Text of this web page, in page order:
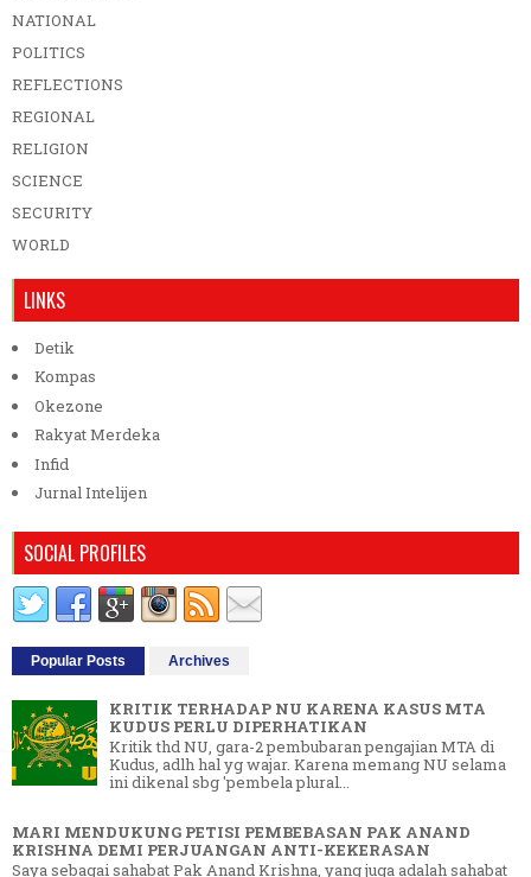
NATIONAL
POLITICS
REFLECTIONS
REGIONAL
RELIGION
SCIENCE
SECURITY
WORLD
LINKS
Detik
Kompas
Okezone
Rakyat Merdeka
Infid
Jurnal Intelijen
SOCIAL PROFILES
Popular Posts Archives
KRITIK TERHADAP NU KARENA KASUS MTA
KUDUS PERLU DIPERHATIKAN
Kritik thd NU, gara-2 pembubaran pengajian MTA di
Kudus, adlh hal yg wajar. Karena memang NU selama
ini dikenal sbg 'pembela plural...
MARI MENDUKUNG PETISI PEMBEBASAN PAK ANAND
KRISHNA DEMI PERJUANGAN ANTI-KEKERASAN
Saya sebagai sahabat Pak Anand Krishna, yang juga adalah sahabat